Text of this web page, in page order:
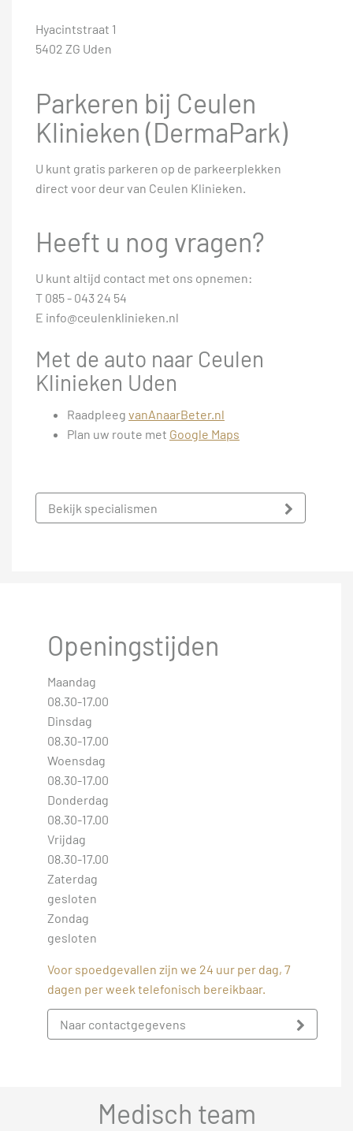
Hyacintstraat 1
5402 ZG Uden
Parkeren bij Ceulen
Klinieken (DermaPark)
U kunt gratis parkeren op de parkeerplekken
direct voor deur van Ceulen Klinieken.
Heeft u nog vragen?
U kunt altijd contact met ons opnemen:
T 085 - 043 24 54
E info@ceulenklinieken.nl
Met de auto naar Ceulen
Klinieken Uden
Raadpleeg vanAnaarBeter.nl
Plan uw route met Google Maps
Bekijk specialismen
Openingstijden
Maandag
08.30-17.00
Dinsdag
08.30-17.00
Woensdag
08.30-17.00
Donderdag
08.30-17.00
Vrijdag
08.30-17.00
Zaterdag
gesloten
Zondag
gesloten
Voor spoedgevallen zijn we 24 uur per dag, 7
dagen per week telefonisch bereikbaar.
Naar contactgegevens
Medisch team